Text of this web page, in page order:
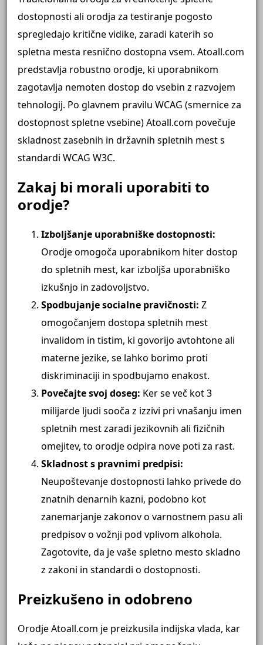
dostopnosti ali orodja za testiranje pogosto
spregledajo kritične vidike, zaradi katerih so
spletna mesta resnično dostopna vsem. Atoall.com
predstavlja robustno orodje, ki uporabnikom
zagotavlja nemoten dostop do vsebin z razvojem
tehnologij. Po glavnem pravilu WCAG (smernice za
dostopnost spletne vsebine) Atoall.com povečuje
skladnost zasebnih in državnih spletnih mest s
standardi WCAG W3C.
Zakaj bi morali uporabiti to
orodje?
Izboljšanje uporabniške dostopnosti:
Orodje omogoča uporabnikom hiter dostop
do spletnih mest, kar izboljša uporabniško
izkušnjo in zadovoljstvo.
Spodbujanje socialne pravičnosti: Z
omogočanjem dostopa spletnih mest
invalidom in tistim, ki govorijo avtohtone ali
materne jezike, se lahko borimo proti
diskriminaciji in spodbujamo enakost.
Povečajte svoj doseg: Ker se več kot 3
milijarde ljudi sooča z izzivi pri vnašanju imen
spletnih mest zaradi jezikovnih ali fizičnih
omejitev, to orodje odpira nove poti za rast.
Skladnost s pravnimi predpisi:
Neupoštevanje dostopnosti lahko privede do
znatnih denarnih kazni, podobno kot
zanemarjanje zakonov o varnostnem pasu ali
predpisov o vožnji pod vplivom alkohola.
Zagotovite, da je vaše spletno mesto skladno
z zakoni in standardi o dostopnosti.
Preizkušeno in odobreno
Orodje Atoall.com je preizkusila indijska vlada, kar